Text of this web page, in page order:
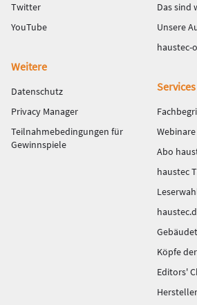
Twitter
YouTube
Das sind
Unsere
haustec-
Weitere
Datenschutz
Privacy Manager
Teilnahmebedingungen für
Gewinnspiele
Services
Webinare
Abo
haustec
Köpfe
Editors'